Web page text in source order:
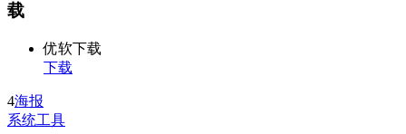
载
优软下载
下载
4海报
系统工具